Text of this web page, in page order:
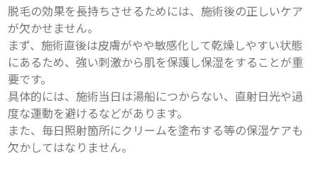
脱毛の効果を長持ちさせるためには、施術後の正しいケア
が欠かせません。
まず、施術直後は皮膚がやや敏感化して乾燥しやすい状態
にあるため、強い刺激から肌を保護し保湿をすることが重
要です。
具体的には、施術当日は湯船につからない、直射日光や過
度な運動を避けるなどがあります。
また、毎日照射箇所にクリームを塗布する等の保湿ケアも
欠かしてはなりません。